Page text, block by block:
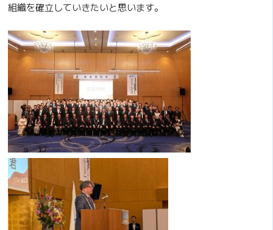
組織を確立していきたいと思います。